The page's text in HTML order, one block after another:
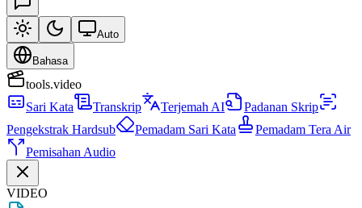
Auto
Bahasa
tools.video
Sari Kata
Transkrip Terjemah AI
Padanan Skrip
Pengekstrak Hardsub
Pemadam Sari Kata
Pemadam Tera Air
Pemisahan Audio
VIDEO